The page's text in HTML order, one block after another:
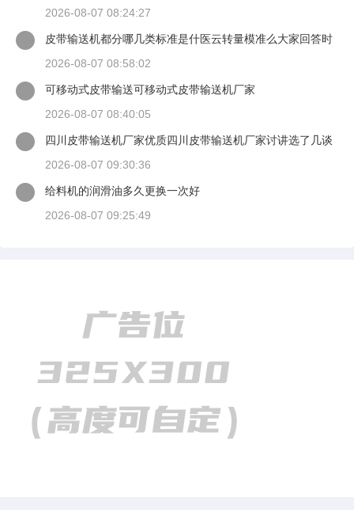
2026-08-07 08:24:27
皮带输送机都分哪几类标准是什医云转量模准么大家回答时
2026-08-07 08:58:02
可移动式皮带输送可移动式皮带输送机厂家
2026-08-07 08:40:05
四川皮带输送机厂家优质四川皮带输送机厂家讨讲选了几谈
2026-08-07 09:30:36
给料机的润滑油多久更换一次好
2026-08-07 09:25:49